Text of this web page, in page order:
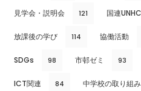
見学会・説明会 121 国連
放課後の学び 114 協働活動
SDGs 98 市邨ゼミ 93
ICT関連 84 中学校の取り組み